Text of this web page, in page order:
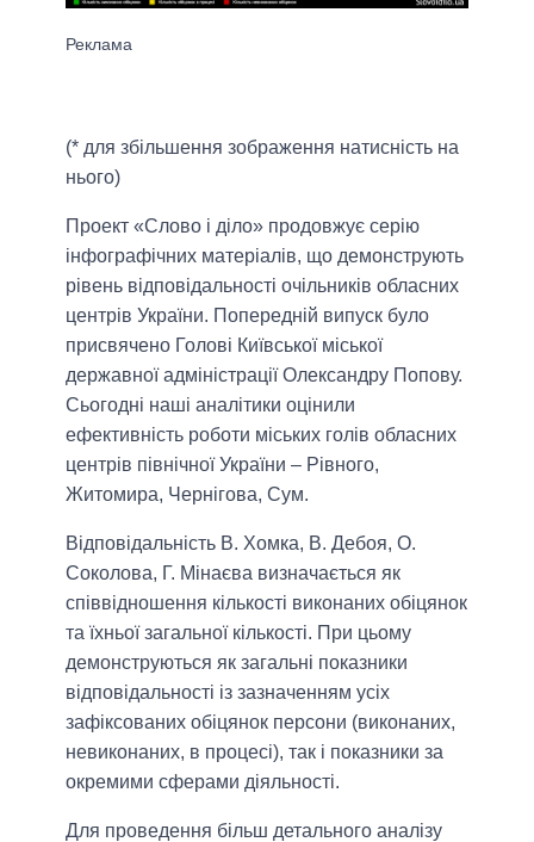
(* для збільшення зображення натисність на
нього)
Проект «Слово і діло» продовжує серію
інфографічних матеріалів, що демонструють
рівень відповідальності очільників обласних
центрів України. Попередній випуск було
присвячено Голові Київської міської
державної адміністрації Олександру Попову.
Сьогодні наші аналітики оцінили
ефективність роботи міських голів обласних
центрів північної України – Рівного,
Житомира, Чернігова, Сум.
Відповідальність В. Хомка, В. Дебоя, О.
Соколова, Г. Мінаєва визначається як
співвідношення кількості виконаних обіцянок
та їхньої загальної кількості. При цьому
демонструються як загальні показники
відповідальності із зазначенням усіх
зафіксованих обіцянок персони (виконаних,
невиконаних, в процесі), так і показники за
окремими сферами діяльності.
Для проведення більш детального аналізу